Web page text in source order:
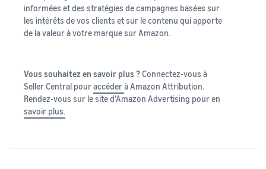
informées et des stratégies de campagnes basées sur
les intérêts de vos clients et sur le contenu qui apporte
de la valeur à votre marque sur Amazon.
Vous souhaitez en savoir plus ?Connectez-vous à
Seller Central pouraccéderà Amazon Attribution.
Rendez-vous sur le site d’Amazon Advertising pour en
savoir plus.